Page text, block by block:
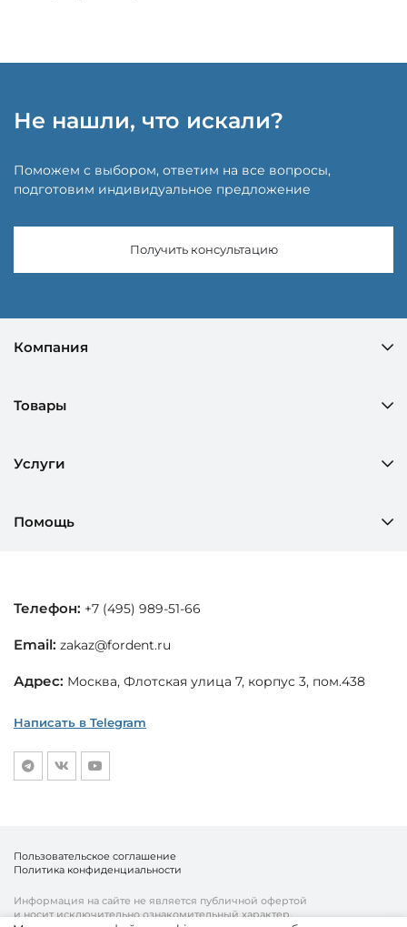
Не нашли, что искали?
Поможем с выбором, ответим на все вопросы,
подготовим индивидуальное предложение
Получить консультацию
Компания
Товары
Услуги
Помощь
Телефон: +7 (495) 989-51-66
Email: zakaz@fordent.ru
Адрес: Москва, Флотская улица 7, корпус 3, пом.438
Написать в Telegram
Информация на сайте не является публичной офертой
и носит исключительно ознакомительный характер.
Пользовательское соглашение
Политика конфиденциальности